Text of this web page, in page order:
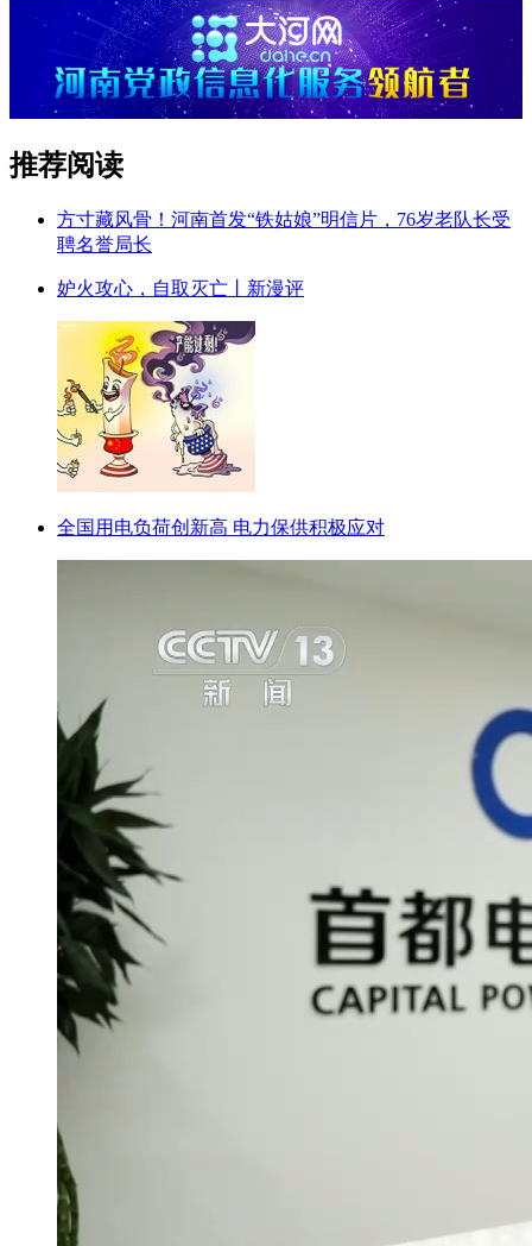
推荐阅读
方寸藏风骨！河南首发“铁姑娘”明信片，76岁老队长受
聘名誉局长
妒火攻心，自取灭亡丨新漫评
全国用电负荷创新高 电力保供积极应对